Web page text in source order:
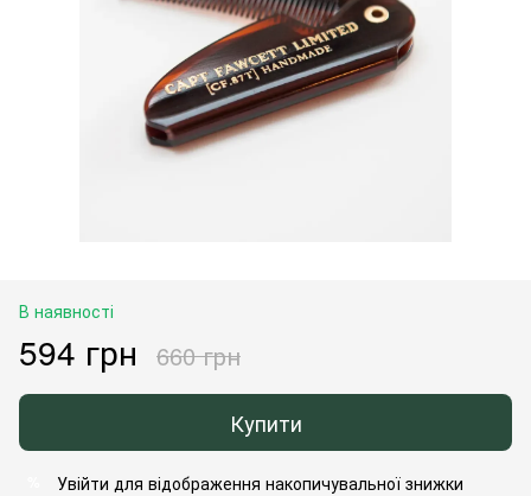
В наявності
594 грн 660 грн
Купити
Увійти для відображення накопичувальної знижки